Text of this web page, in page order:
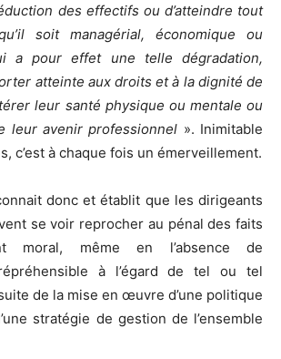
des effectifs ou d’atteindre tout
soit managérial, économique ou
a pour effet une telle dégradation,
atteinte aux droits et à la dignité de
leur santé physique ou mentale ou
leur avenir professionnel ». Inimitable
c’est à chaque fois un émerveillement.
donc et établit que les dirigeants
se voir reprocher au pénal des faits
moral, même en l’absence de
à l’égard de tel ou tel
de la mise en œuvre d’une politique
stratégie de gestion de l’ensemble